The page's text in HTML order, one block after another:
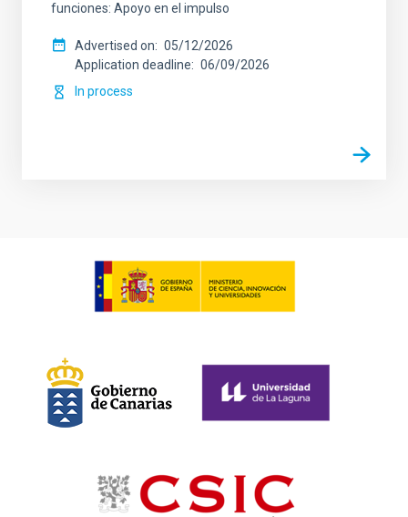
funciones: Apoyo en el impulso
Advertised on
05/12/2026
Application deadline
06/09/2026
In process